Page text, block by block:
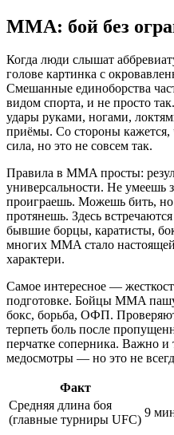
MMA: бой без
Когда люди слышат
голове картинка с
Смешанные единоборства
видом спорта, и не просто
удары руками, ногами,
приёмы. Со стороны кажется,
сила, но это не совсем так.
Правила в MMA просты:
универсальности. Не
проиграешь. Можешь бить,
протянешь. Здесь
бывшие борцы, каратисты,
многих MMA стало
характери.
Самое интересное —
подготовке. Бойцы MMA
бокс, борьба, ОФП.
терпеть боль после
перчатке соперника. Важно и
медосмотры — но это не
Факт
Средняя длина боя
(главные турниры UFC)
9